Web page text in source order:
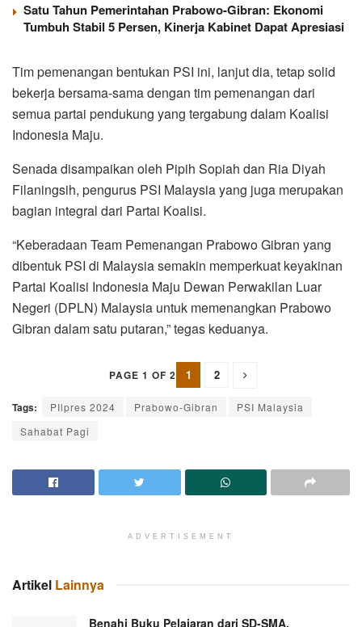
Satu Tahun Pemerintahan Prabowo-Gibran: Ekonomi
Tumbuh Stabil 5 Persen, Kinerja Kabinet Dapat Apresiasi
Tim pemenangan bentukan PSI ini, lanjut dia, tetap solid
bekerja bersama-sama dengan tim pemenangan dari
semua partai pendukung yang tergabung dalam Koalisi
Indonesia Maju.
Senada disampaikan oleh Pipih Sopiah dan Ria Diyah
Filaningsih, pengurus PSI Malaysia yang juga merupakan
bagian integral dari Partai Koalisi.
“Keberadaan Team Pemenangan Prabowo Gibran yang
dibentuk PSI di Malaysia semakin memperkuat keyakinan
Partai Koalisi Indonesia Maju Dewan Perwakilan Luar
Negeri (DPLN) Malaysia untuk memenangkan Prabowo
Gibran dalam satu putaran,” tegas keduanya.
PAGE 1 OF 2 1 2
Tags: PIlpres 2024 Prabowo-Gibran
PSI Malaysia
Sahabat Pagi
ADVERTISEMENT
Artikel Lainnya
Benahi Buku Pelajaran dari SD-SMA,